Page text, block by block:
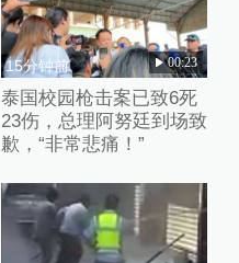
15分钟前 00:23
泰国校园枪击案已致6死
23伤，总理阿努廷到场致
歉，“非常悲痛！”